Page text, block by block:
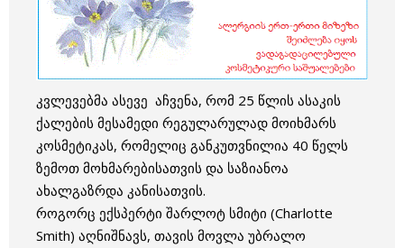
კვლევებმა ასევე აჩვენა, რომ 25 წლის ასაკის
ქალების მესამედი რეგულარულად მოიხმარს
კოსმეტიკას, რომელიც განკუთვნილია 40 წელს
ზემოთ მოხმარებისათვის და საზიანოა
ახალგაზრდა კანისათვის.
როგორც ექსპერტი შარლოტ სმიტი (Charlotte
Smith) აღნიშნავს, თავის მოვლა უბრალო